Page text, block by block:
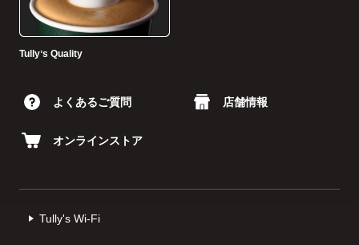
Tullyʼs Quality
よくあるご質問 店舗情報
オンラインストア
Tully's Wi-Fi